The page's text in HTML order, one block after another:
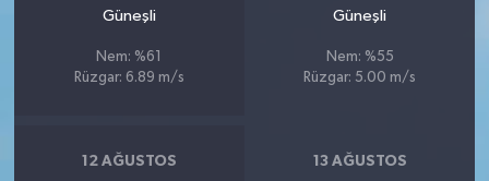
Güneşli
Nem: %61
Rüzgar: 6.89 m/s
Güneşli
Nem: %55
Rüzgar: 5.00 m/s
12 AĞUSTOS 13 AĞUSTOS